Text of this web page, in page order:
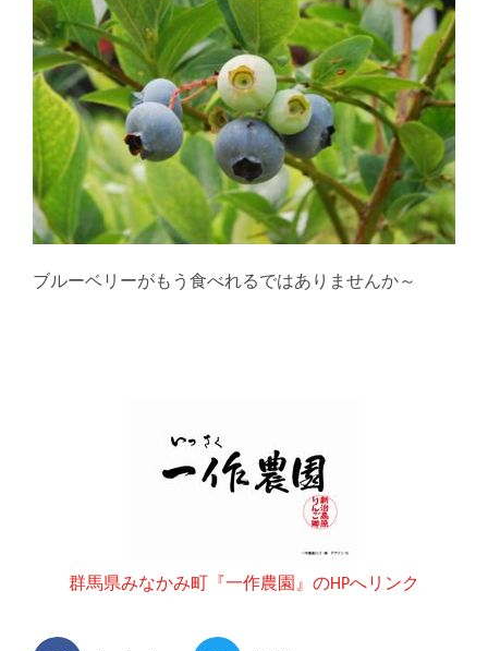
ブルーベリーがもう食べれるではありませんか～
群馬県みなかみ町『一作農園』のHPへリンク